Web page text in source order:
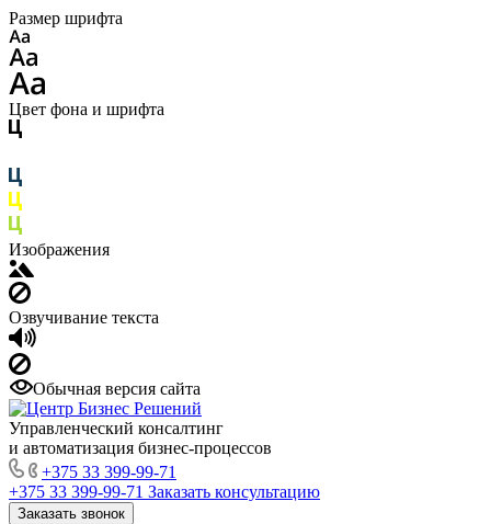
Размер шрифта
Цвет фона и шрифта
Изображения
Озвучивание текста
Обычная версия сайта
Управленческий консалтинг
и автоматизация бизнес-процессов
+375 33 399-99-71
+375 33 399-99-71 Заказать консультацию
Заказать звонок